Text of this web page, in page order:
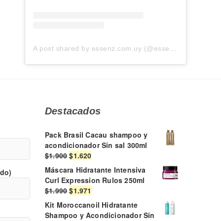
A post shared by essenz.com.uy (@essenz.com.uy)
Destacados
Pack Brasil Cacau shampoo y
acondicionador Sin sal 300ml
$1.900El
precio
original
era:
$1.900.
$1.620El
actual
es:
$1.620.
Máscara Hidratante Intensiva
Curl Expression Rulos 250ml
$1.990El
original
$1.971
precio
actual
Kit Moroccanoil Hidratante
Shampoo y Acondicionador Sin